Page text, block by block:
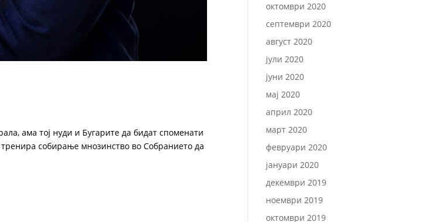
ама тој нуди и Бугарите да бидат споменати
собирање мнозинство во Собранието да
октомври 2020
септември 2020
август 2020
јули 2020
јуни 2020
мај 2020
април 2020
март 2020
февруари 2020
јануари 2020
декември 2019
ноември 2019
октомври 2019